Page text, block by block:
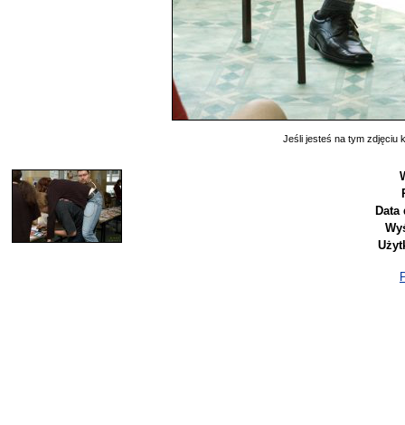
Jeśli jesteś na tym zdjęciu
Data